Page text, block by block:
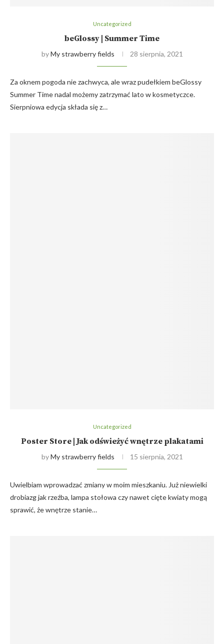
Uncategorized
beGlossy | Summer Time
byMy strawberry fields 28 sierpnia, 2021
Za oknem pogoda nie zachwyca, ale wraz pudełkiem beGlossy
Summer Time nadal możemy zatrzymać lato w kosmetyczce.
Sierpniowa edycja składa się z…
Uncategorized
Poster Store | Jak odświeżyć wnętrze plakatami
byMy strawberry fields 15 sierpnia, 2021
Uwielbiam wprowadzać zmiany w moim mieszkaniu. Już niewielki
drobiazg jak rzeźba, lampa stołowa czy nawet cięte kwiaty mogą
sprawić, że wnętrze stanie…